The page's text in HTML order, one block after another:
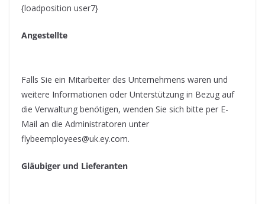
{loadposition user7}
Angestellte
Falls Sie ein Mitarbeiter des Unternehmens waren und
weitere Informationen oder Unterstützung in Bezug auf
die Verwaltung benötigen, wenden Sie sich bitte per E-
Mail an die Administratoren unter
flybeemployees@uk.ey.com.
Gläubiger und Lieferanten